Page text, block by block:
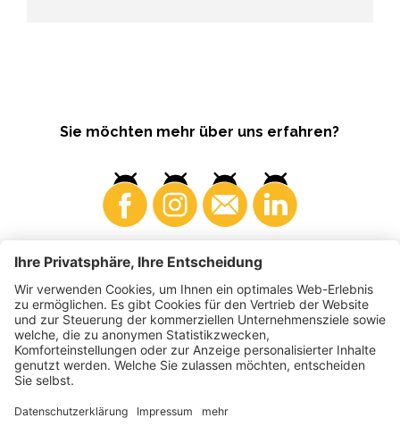
Sie möchten mehr über uns erfahren?
Konsumenten Produzenten
2026
VI.P Gen. landw. Gesellschaft